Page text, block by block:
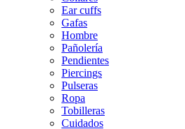
Ear cuffs
Gafas
Hombre
Pañolería
Pendientes
Piercings
Pulseras
Ropa
Tobilleras
Cuidados